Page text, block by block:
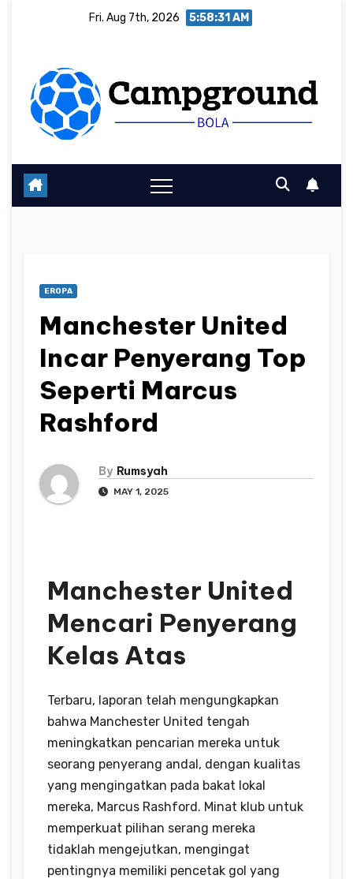
Fri. Aug 7th, 2026 5:58:32 AM
EROPA
Manchester United
Incar Penyerang Top
Seperti Marcus
Rashford
By Rumsyah
MAY 1, 2025
Manchester United
Mencari Penyerang
Kelas Atas
Terbaru, laporan telah mengungkapkan
bahwa Manchester United tengah
meningkatkan pencarian mereka untuk
seorang penyerang andal, dengan kualitas
yang mengingatkan pada bakat lokal
mereka, Marcus Rashford. Minat klub untuk
memperkuat pilihan serang mereka
tidaklah mengejutkan, mengingat
pentingnya memiliki pencetak gol yang